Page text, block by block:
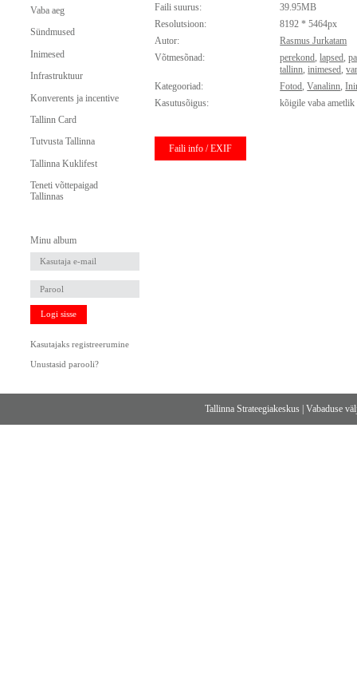
Vaba aeg
Sündmused
Inimesed
Infrastruktuur
Konverents ja incentive
Tallinn Card
Tutvusta Tallinna
Tallinna Kuklifest
Teneti võttepaigad
Tallinnas
Minu album
Logi sisse
Kasutajaks registreerumine
Unustasid parooli?
Faili suurus:
39.95MB
Resolutsioon:
8192 * 5464px
Autor:
Rasmus Jurkatam
Võtmesõnad:
perekond,lapsed,
tallinn,inimesed,
Kategooriad:
Fotod,Vanalinn,
Kasutusõigus:
kõigile vaba
Faili info / EXIF
Tallinna Strateegiakeskus |Vabaduse